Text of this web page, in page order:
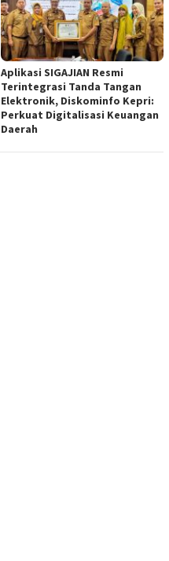
Aplikasi SIGAJIAN Resmi
Terintegrasi Tanda Tangan
Elektronik, Diskominfo Kepri:
Perkuat Digitalisasi Keuangan
Daerah